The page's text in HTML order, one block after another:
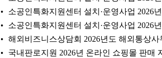
소공인특화지원센터 설치·운영사업 2026
소공인특화지원센터 설치·운영사업 2026
해외비즈니스상담회 2026년도 해외통상
국내판로지원 2026년 온라인 쇼핑몰 판매